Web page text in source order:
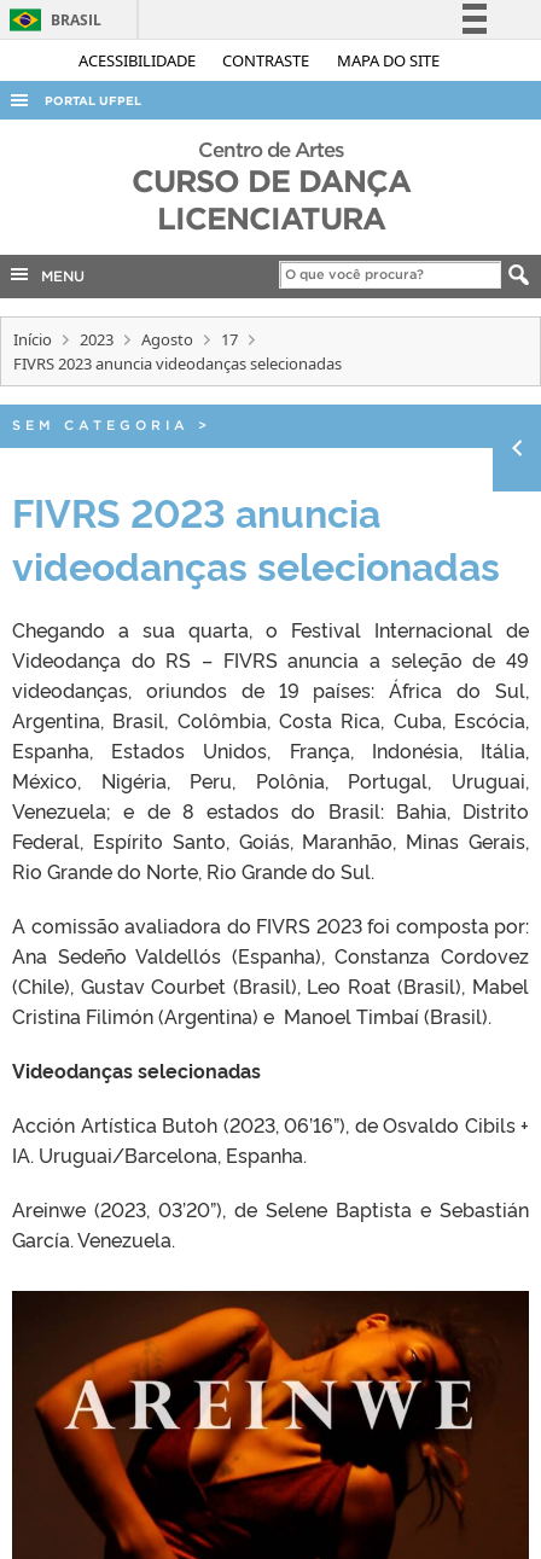
ACESSIBILIDADE CONTRASTE MAPA DO SITE
BRASIL
Simplifique!
Acesso à informação
Legislação
PORTAL UFPEL
ACESSO À INFORMAÇÃO
INTERNACIONAL
OUVIDORIA
PORTARIAS
Centro de Artes
CURSO DE DANÇA
LICENCIATURA
MENU
Início 2023 Agosto
17
FIVRS 2023 anuncia videodanças selecionadas
SEM CATEGORIA >
FIVRS 2023 anuncia
videodanças selecionadas
Chegando a sua quarta, o Festival Internacional de
Videodança do RS – FIVRS anuncia a seleção de 49
videodanças, oriundos de 19 países: África do Sul,
Argentina, Brasil, Colômbia, Costa Rica, Cuba, Escócia,
Espanha, Estados Unidos, França, Indonésia, Itália,
México, Nigéria, Peru, Polônia, Portugal, Uruguai,
Venezuela; e de 8 estados do Brasil: Bahia, Distrito
Federal, Espírito Santo, Goiás, Maranhão, Minas Gerais,
Rio Grande do Norte, Rio Grande do Sul.
A comissão avaliadora do FIVRS 2023 foi composta por:
Ana Sedeño Valdellós (Espanha), Constanza Cordovez
(Chile), Gustav Courbet (Brasil), Leo Roat (Brasil), Mabel
Cristina Filimón (Argentina) e Manoel Timbaí (Brasil).
Videodanças selecionadas
Acción Artística Butoh (2023, 06’16”), de Osvaldo Cibils +
IA. Uruguai/Barcelona, Espanha.
Areinwe (2023, 03’20”), de Selene Baptista e Sebastián
García. Venezuela.